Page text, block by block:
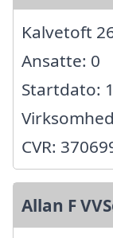
Kalvetoft
Ansatte: 0
Startdato:
CVR:
Allan F